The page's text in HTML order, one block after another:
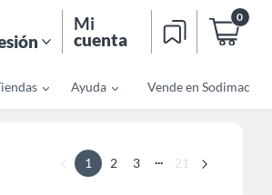
Mi
cuenta
0
Ayuda Vende en Sodimac
1 2 3 ... 21